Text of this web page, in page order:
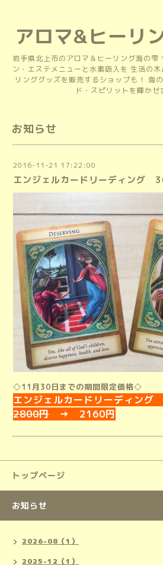
アロマ&ヒーリ
岩手県北上市のアロマ＆ヒーリング海の雫
ン・エステメニューと水素吸入を 生活の
リンググッズを販売するショップも！ 海
ド・スピリットを輝かせ
お知らせ
2016-11-21 17:22:00
エンジェルカードリーディング
◇11月30日までの期間限定価格◇
エンジェルカードリーディン
2800円 → 2160円
トップページ
お知らせ
2026-08（1）
2025-12（1）